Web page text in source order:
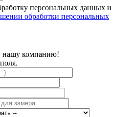
персональных данных и
обработки персональных
нашу компанию!